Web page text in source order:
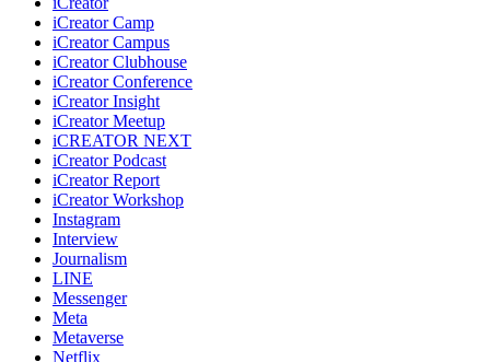
iCreator Camp
iCreator Campus
iCreator Clubhouse
iCreator Conference
iCreator Insight
iCreator Meetup
iCREATOR NEXT
iCreator Podcast
iCreator Report
iCreator Workshop
Instagram
Interview
Journalism
LINE
Messenger
Meta
Metaverse
Netflix